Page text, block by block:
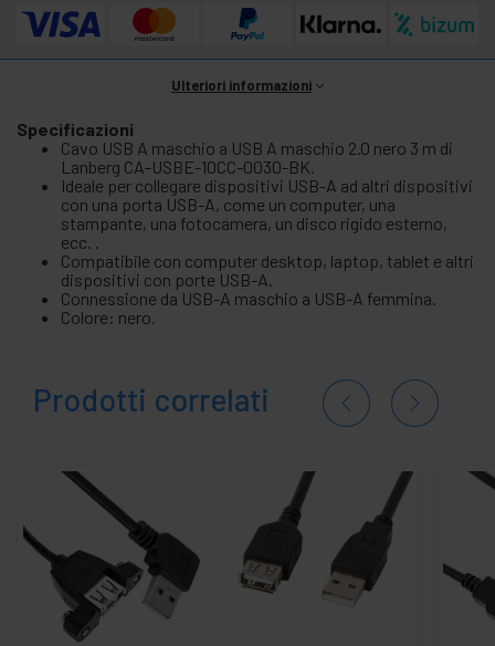
Ulteriori informazioni
Specificazioni
Cavo USB A maschio a USB A maschio 2.0 nero 3 m di
Lanberg CA-USBE-10CC-0030-BK.
Ideale per collegare dispositivi USB-A ad altri dispositivi
con una porta USB-A, come un computer, una
stampante, una fotocamera, un disco rigido esterno,
ecc. .
Compatibile con computer desktop, laptop, tablet e altri
dispositivi con porte USB-A.
Connessione da USB-A maschio a USB-A femmina.
Colore: nero.
Prodotti correlati